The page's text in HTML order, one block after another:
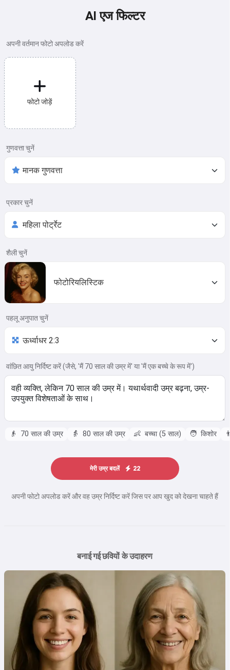
AI एज फिल्टर
अपनी वर्तमान फोटो अपलोड करें
फोटो जोड़ें
गुणवत्ता चुनें
प्रकार चुनें
शैली चुनें
फोटोरियलिस्टिक
पहलू अनुपात चुनें
वांछित आयु निर्दिष्ट करें (जैसे, 'मैं 70 साल की उम्र में' या 'मैं एक बच्चे के रूप में')
👴 70 साल की उम्र 👵 80 साल की उम्र 👶 बच्चा (5 साल) 🧑 किशोर
मेरी उम्र बदलें 22
अपनी फोटो अपलोड करें और वह उम्र निर्दिष्ट करें जिस पर आप खुद को देखना चाहते हैं
बनाई गई छवियों के उदाहरण